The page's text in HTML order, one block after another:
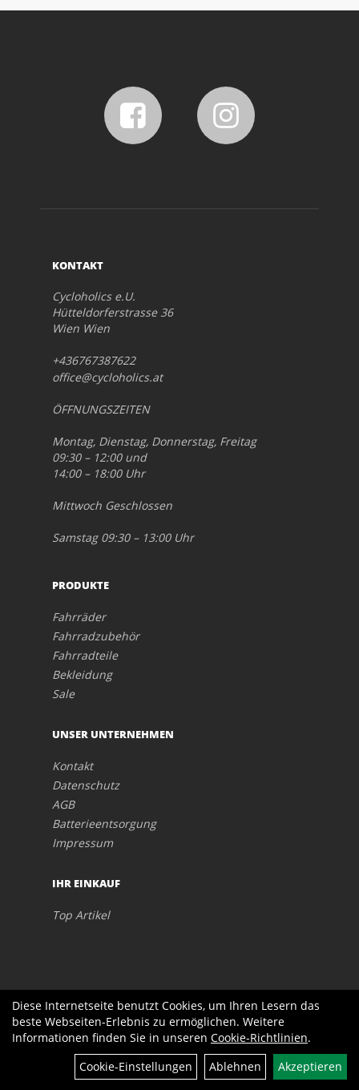
KONTAKT
Cycloholics e.U.
Hütteldorferstrasse 36
Wien Wien
+436767387622
office@cycloholics.at
ÖFFNUNGSZEITEN
Montag, Dienstag, Donnerstag, Freitag
09:30 – 12:00 und
14:00 – 18:00 Uhr
Mittwoch Geschlossen
Samstag 09:30 – 13:00 Uhr
PRODUKTE
Fahrräder
Fahrradzubehör
Fahrradteile
Bekleidung
Sale
UNSER UNTERNEHMEN
Kontakt
Datenschutz
AGB
Batterieentsorgung
Impressum
IHR EINKAUF
Top Artikel
Diese Internetseite benutzt Cookies, um Ihren Lesern das
beste Webseiten-Erlebnis zu ermöglichen. Weitere
Informationen finden Sie in unseren Cookie-Richtlinien.
Cookie-Einstellungen
Ablehnen Akzeptieren